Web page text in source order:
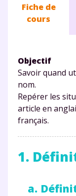
Fiche de
cours
Objectif
Savoir quand
nom.
Repérer les
article en
français.
1.
a.